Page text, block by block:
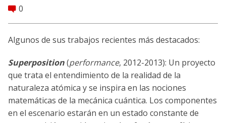
Entrar
Crear Cuenta
comment 0
Algunos de sus trabajos recientes más destacados:
Superposition(performance, 2012-2013): Un proyecto
que trata el entendimiento de la realidad de la
naturaleza atómica y se inspira en las nociones
matemáticas de la mecánica cuántica. Los componentes
en el escenario estarán en un estado constante de